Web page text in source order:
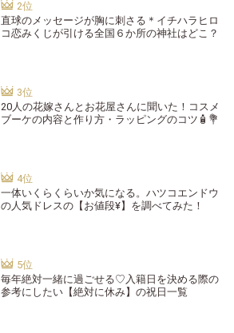
直球のメッセージが胸に刺さる＊イチハラヒロ
コ恋みくじが引ける全国６か所の神社はどこ？
20人の花嫁さんとお花屋さんに聞いた！コスメ
ブーケの内容と作り方・ラッピングのコツ🧴💐
一体いくらくらいか気になる。ハツコエンドウ
の人気ドレスの【お値段¥】を調べてみた！
毎年絶対一緒に過ごせる♡入籍日を決める際の
参考にしたい【絶対に休み】の祝日一覧